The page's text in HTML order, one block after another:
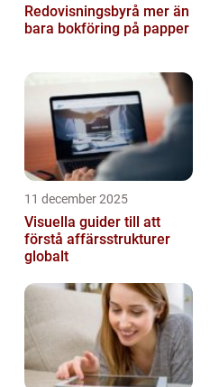
Redovisningsbyrå mer än
bara bokföring på papper
11 december 2025
Visuella guider till att
förstå affärsstrukturer
globalt